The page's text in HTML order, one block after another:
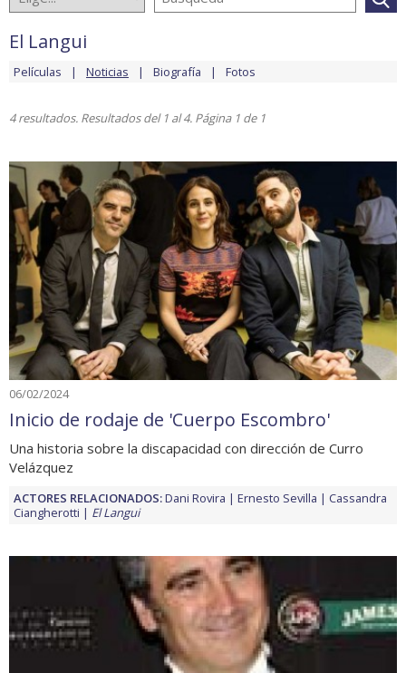
El Langui
Películas Noticias Biografía Fotos
4 resultados. Resultados del 1 al 4. Página 1 de 1
06/02/2024
Inicio de rodaje de 'Cuerpo Escombro'
Una historia sobre la discapacidad con dirección de Curro
Velázquez
ACTORES RELACIONADOS:Dani Rovira Ernesto Sevilla
Cassandra
Ciangherotti
El Langui